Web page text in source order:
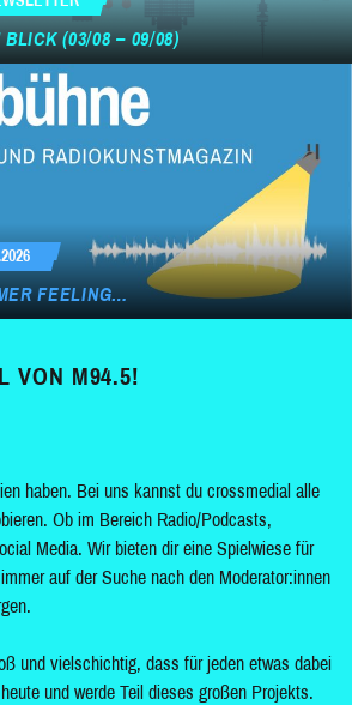
BLICK (03/08 – 09/08)
FEELING…
VON M94.5!
haben. Bei uns kannst du crossmedial alle
Ob im Bereich Radio/Podcasts,
Media. Wir bieten dir eine Spielwiese für
auf der Suche nach den Moderator:innen
und vielschichtig, dass für jeden etwas dabei
und werde Teil dieses großen Projekts.